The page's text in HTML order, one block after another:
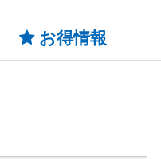
お得情報